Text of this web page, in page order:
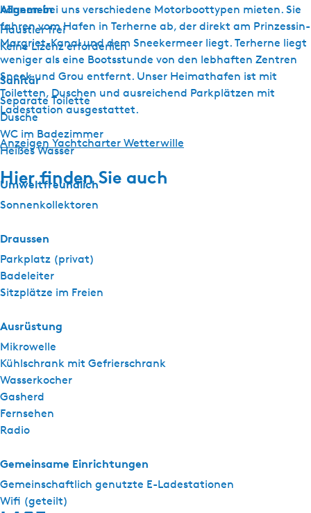
Allgemein
Haustier frei
Keine Lizenz erforderlich
Sanitär
Separate Toilette
Dusche
WC im Badezimmer
Heißes Wasser
Umweltfreundlich
Sonnenkollektoren
Draussen
Parkplatz (privat)
Badeleiter
Sitzplätze im Freien
Ausrüstung
Mikrowelle
Kühlschrank mit Gefrierschrank
Wasserkocher
Gasherd
Fernsehen
Radio
Gemeinsame Einrichtungen
Gemeinschaftlich genutzte E-Ladestationen
Wifi (geteilt)
können bei uns verschiedene Motorboottypen mieten. Sie
fahren vom Hafen in Terherne ab, der direkt am Prinzessin-
Margriet-Kanal und dem Sneekermeer liegt. Terherne liegt
weniger als eine Bootsstunde von den lebhaften Zentren
Sneek und Grou entfernt. Unser Heimathafen ist mit
Toiletten, Duschen und ausreichend Parkplätzen mit
Ladestation ausgestattet.
Anzeigen Yachtcharter Wetterwille
Hier finden Sie auch